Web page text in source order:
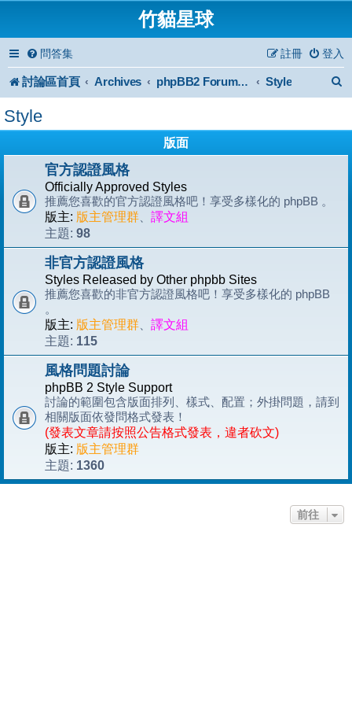
竹貓星球
問答集 登入
註冊
討論區首頁 Archives phpBB2 Forum Archive Style
Style
版面
官方認證風格
Officially Approved Styles
推薦您喜歡的官方認證風格吧！享受多樣化的 phpBB 。
版主: 版主管理群
譯文組
主題: 98
非官方認證風格
Styles Released by Other phpbb Sites
推薦您喜歡的非官方認證風格吧！享受多樣化的 phpBB
。
版主: 版主管理群
譯文組
主題: 115
風格問題討論
phpBB 2 Style Support
討論的範圍包含版面排列、樣式、配置；外掛問題，請到
相關版面依發問格式發表！
(發表文章請按照公告格式發表，違者砍文)
版主: 版主管理群
主題: 1360
前往